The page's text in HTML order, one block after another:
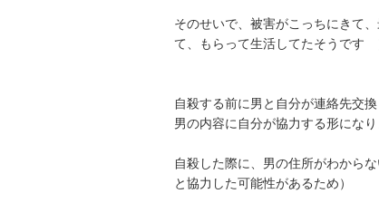
そのせいで、被害がこっちにきて
て、もらって生活してたそうです
自殺する前に男と自分が連絡先交換
男の内容に自分が協力する形になり
自殺した際に、男の住所がわから
と協力した可能性があるため）